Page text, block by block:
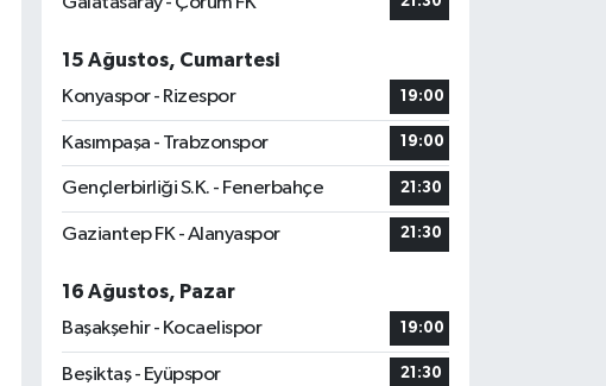
15 Ağustos, Cumartesi
Konyaspor - Rizespor
19:00
Kasımpaşa - Trabzonspor 19:00
Gençlerbirliği S.K. - Fenerbahçe 21:30
Gaziantep FK - Alanyaspor 21:30
16 Ağustos, Pazar
Başakşehir - Kocaelispor
19:00
Beşiktaş - Eyüpspor 21:30